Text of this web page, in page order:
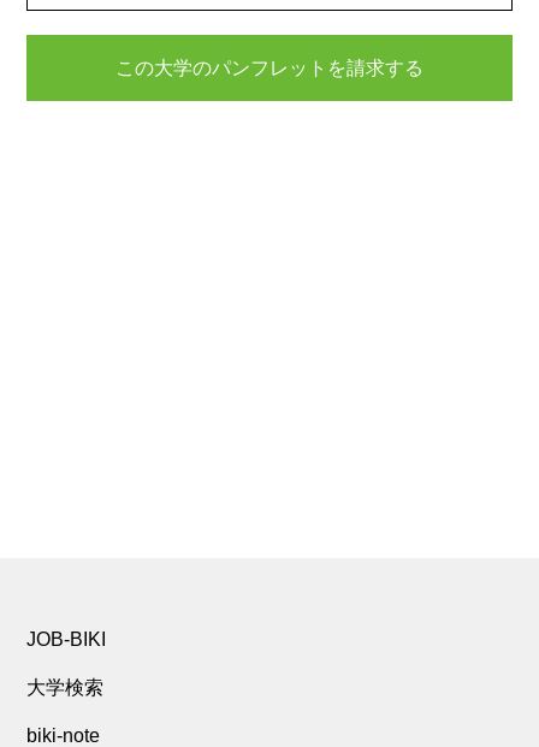
この大学のパンフレットを請求する
JOB-BIKI
大学検索
biki-note